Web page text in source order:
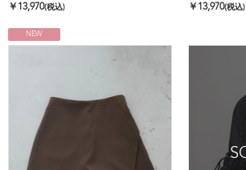
￥ 13,970(税込)
￥ 13,970(税込)
NEW